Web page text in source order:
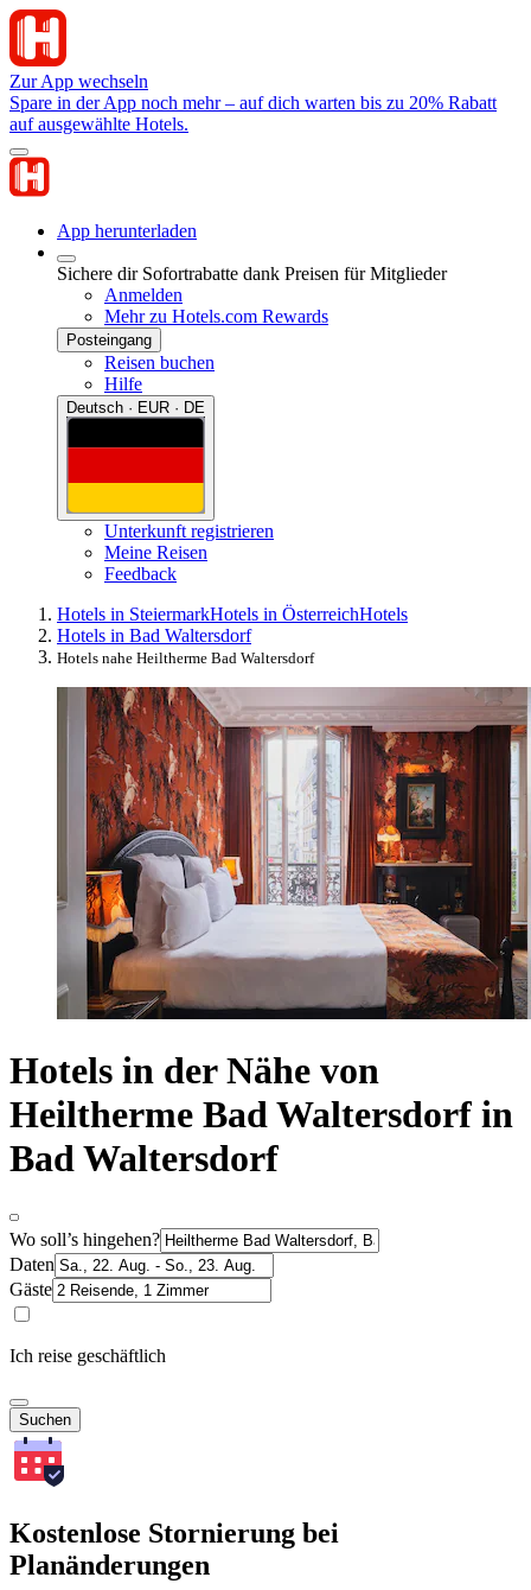
Zur App wechseln
Spare in der App noch mehr – auf dich warten bis zu 20% Rabatt
auf ausgewählte Hotels.
App herunterladen
Sichere dir Sofortrabatte dank Preisen für Mitglieder
Anmelden
Mehr zu Hotels.com Rewards
Posteingang
Reisen buchen
Hilfe
Deutsch · EUR · DE
Unterkunft registrieren
Meine Reisen
Feedback
Hotels in SteiermarkHotels in ÖsterreichHotels
Hotels in Bad Waltersdorf
Hotels nahe Heiltherme Bad Waltersdorf
Hotels in der Nähe von
Heiltherme Bad Waltersdorf in
Bad Waltersdorf
Wo soll’s hingehen?
Daten
Gäste
Ich reise geschäftlich
Suchen
Kostenlose Stornierung bei
Planänderungen